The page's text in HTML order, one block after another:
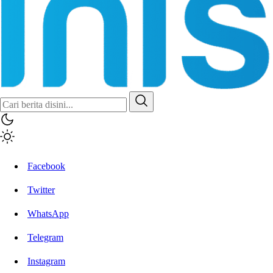
Inisiatif.co
Stay Connected Stay Informed
Facebook
Twitter
WhatsApp
Telegram
Instagram